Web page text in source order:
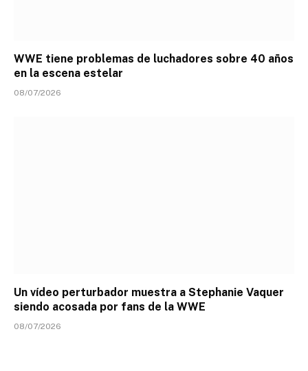
WWE tiene problemas de luchadores sobre 40 años
en la escena estelar
08/07/2026
Un vídeo perturbador muestra a Stephanie Vaquer
siendo acosada por fans de la WWE
08/07/2026